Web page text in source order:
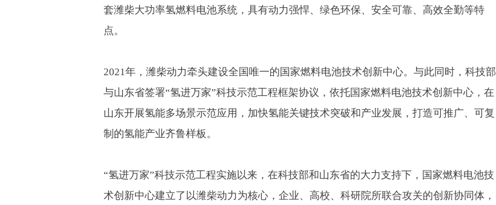
套潍柴大功率氢燃料电池系统，具有动力强悍、绿色环保、安全可靠、高效全勤等特
点。
2021年，潍柴动力牵头建设全国唯一的国家燃料电池技术创新中心。与此同时，科技部
与山东省签署“氢进万家”科技示范工程框架协议，依托国家燃料电池技术创新中心，在
山东开展氢能多场景示范应用，加快氢能关键技术突破和产业发展，打造可推广、可复
制的氢能产业齐鲁样板。
“氢进万家”科技示范工程实施以来，在科技部和山东省的大力支持下，国家燃料电池技
术创新中心建立了以潍柴动力为核心，企业、高校、科研院所联合攻关的创新协同体，